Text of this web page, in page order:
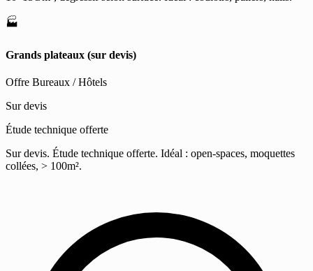
🏭
Grands plateaux (sur devis)
Offre Bureaux / Hôtels
Sur devis
Étude technique offerte
Sur devis. Étude technique offerte. Idéal : open-spaces, moquettes
collées, > 100m².